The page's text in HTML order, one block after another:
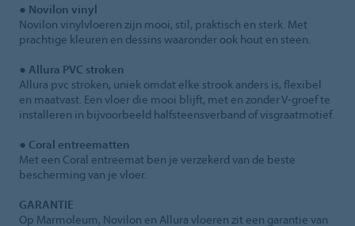
● Novilon vinyl
Novilon vinylvloeren zijn mooi, stil, praktisch en sterk. Met
prachtige kleuren en dessins waaronder ook hout en steen.
● Allura PVC stroken
Allura pvc stroken, uniek omdat elke strook anders is, flexibel
en maatvast. Een vloer die mooi blijft, met en zonder V-groef te
installeren in bijvoorbeeld halfsteensverband of visgraatmotief.
● Coral entreematten
Met een Coral entreemat ben je verzekerd van de beste
bescherming van je vloer.
GARANTIE
Op Marmoleum, Novilon en Allura vloeren zit een garantie van